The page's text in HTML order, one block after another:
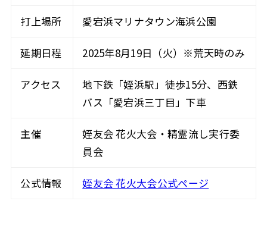
打上場所 愛宕浜マリナタウン海浜公園
延期日程 2025年8月19日（火）※荒天時のみ
アクセス
地下鉄「姪浜駅」徒歩15分、西鉄
バス「愛宕浜三丁目」下車
主催
姪友会 花火大会・精霊流し実行委
員会
公式情報 姪友会 花火大会公式ページ